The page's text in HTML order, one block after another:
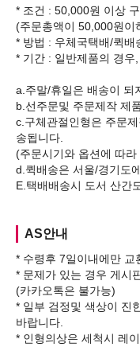
* 조건 : 50,000원 이상
(주문총액이 50,000원이
* 방법 : 우체국택배/퀵배
* 기간 : 일반제품의 경우
a.주말/휴일은 배송이 되
b.선주문및 주문제작 제
c.구체관절인형은 주문
송됩니다.
(주문시기와 옵션에 따
d.퀵배송은 서울/경기도
AS안내
* 수령후 7일이내에만 교
* 문제가 있는 경우 게시
(카카오톡은 불가능)
* 일부 검정및 색상이 진
바랍니다.
* 인형의상은 세척시 레